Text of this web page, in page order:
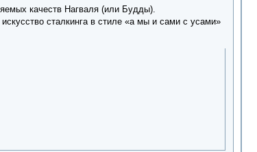
качеств Нагваля (или Будды).
сталкинга в стиле «а мы и сами с усами»